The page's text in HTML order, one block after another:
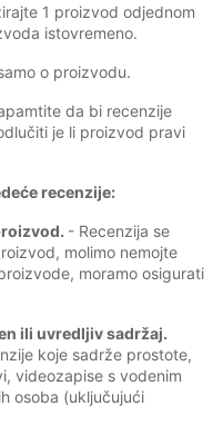
1 proizvod odjednom
istovremeno.
o proizvodu.
da bi recenzije
je li proizvod pravi
recenzije:
- Recenzija se
molimo nemojte
moramo osigurati
ili uvredljiv sadržaj.
koje sadrže prostote,
videozapise s vodenim
osoba (uključujući